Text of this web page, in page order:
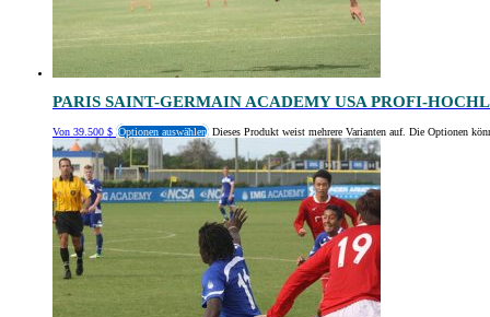
PARIS SAINT-GERMAIN ACADEMY USA PROFI-
Von 39.500 $ Optionen auswählen Dieses Produkt weist mehrere Varianten auf. Die Optionen